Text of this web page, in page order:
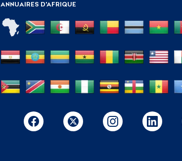
ANNUAIRES D'AFRIQUE